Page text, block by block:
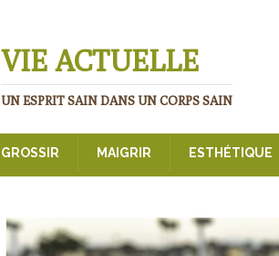
VIE ACTUELLE
UN ESPRIT SAIN DANS UN CORPS SAIN
GROSSIR MAIGRIR ESTHÉTIQUE